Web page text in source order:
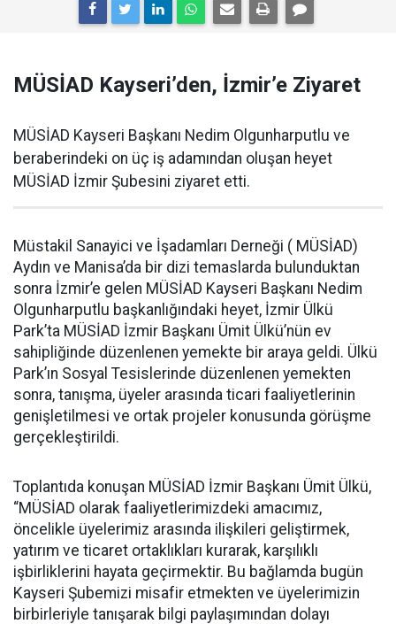
MÜSİAD Kayseri’den, İzmir’e Ziyaret
MÜSİAD Kayseri Başkanı Nedim Olgunharputlu ve
beraberindeki on üç iş adamından oluşan heyet
MÜSİAD İzmir Şubesini ziyaret etti.
Müstakil Sanayici ve İşadamları Derneği ( MÜSİAD)
Aydın ve Manisa’da bir dizi temaslarda bulunduktan
sonra İzmir’e gelen MÜSİAD Kayseri Başkanı Nedim
Olgunharputlu başkanlığındaki heyet, İzmir Ülkü
Park’ta MÜSİAD İzmir Başkanı Ümit Ülkü’nün ev
sahipliğinde düzenlenen yemekte bir araya geldi. Ülkü
Park’ın Sosyal Tesislerinde düzenlenen yemekten
sonra, tanışma, üyeler arasında ticari faaliyetlerinin
genişletilmesi ve ortak projeler konusunda görüşme
gerçekleştirildi.
Toplantıda konuşan MÜSİAD İzmir Başkanı Ümit Ülkü,
“MÜSİAD olarak faaliyetlerimizdeki amacımız,
öncelikle üyelerimiz arasında ilişkileri geliştirmek,
yatırım ve ticaret ortaklıkları kurarak, karşılıklı
işbirliklerini hayata geçirmektir. Bu bağlamda bugün
Kayseri Şubemizi misafir etmekten ve üyelerimizin
birbirleriyle tanışarak bilgi paylaşımından dolayı